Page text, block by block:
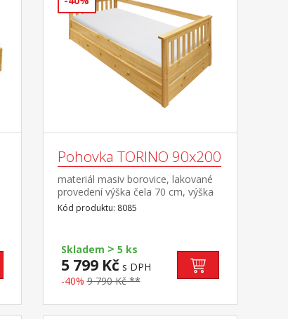
Pohovka TORINO 90x200
materiál masiv borovice, lakované
provedení výška čela 70 cm, výška
sedu 42 cm, cena bez roštu a
matrace minimální doporučená
rozměr matrace 90 × 200 cm a rošt
R1 k pohovce možno dokoupit
výsuvnou přistýlku TORINO 8086
nebo 8086K
Kód produktu: 8085
Skladem > 5 ks
5 799 Kč s DPH
-40% 9 790 Kč **